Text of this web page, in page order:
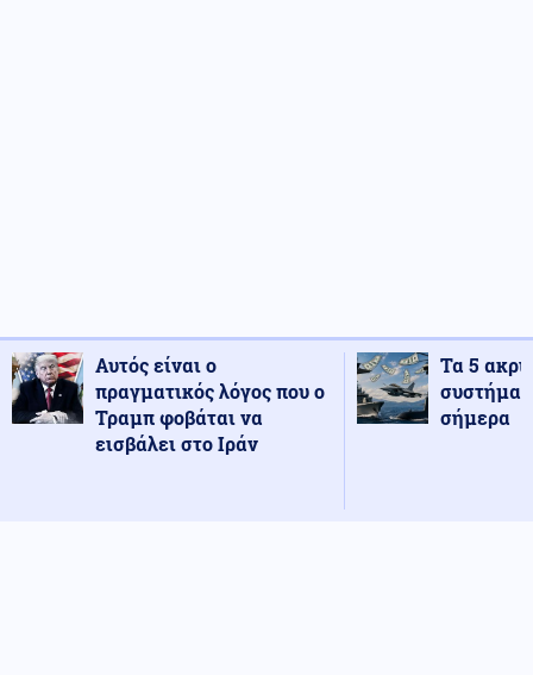
Αυτός είναι ο
πραγματικός λόγος που ο
Τραμπ φοβάται να
εισβάλει στο Ιράν
Τα 5
σήμερα